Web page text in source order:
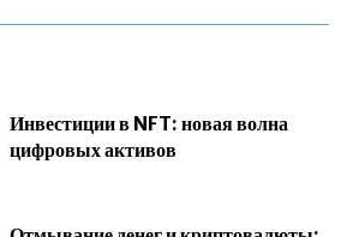
Инвестиции в NFT: новая волна
цифровых активов